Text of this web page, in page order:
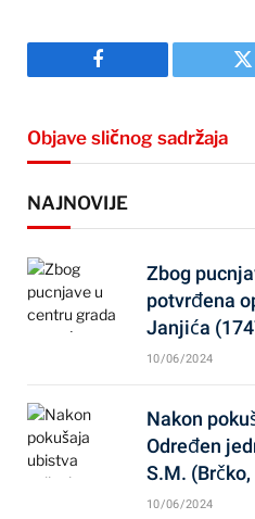
Facebook
Objave sličnog sadržaja
NAJNOVIJE
Zbog
potvrđena
Janjića
10/06/2024
Nakon
Određen
S.M.
10/06/2024